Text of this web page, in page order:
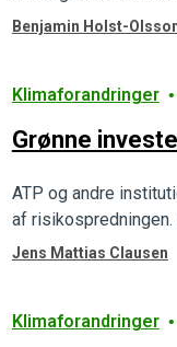
Benjamin Holst-
Klimaforandringer
Grønne
ATP og andre
af
Jens Mattias Clausen
Klimaforandringer